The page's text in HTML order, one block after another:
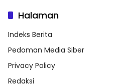
Halaman
Indeks Berita
Pedoman Media Siber
Privacy Policy
Redaksi